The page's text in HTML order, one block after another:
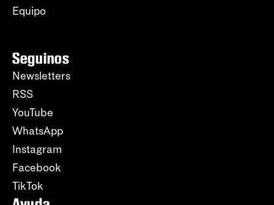
Equipo
Seguinos
Newsletters
RSS
YouTube
WhatsApp
Instagram
Facebook
TikTok